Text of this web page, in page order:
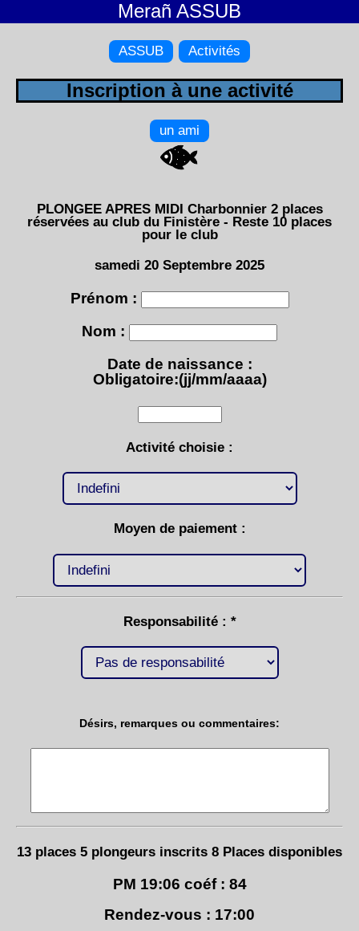
Merañ ASSUB
ASSUB Activités
Inscription à une activité
un ami
PLONGEE APRES MIDI Charbonnier 2 places
réservées au club du Finistère - Reste 10 places
pour le club
samedi 20 Septembre 2025
Prénom :
Nom :
Date de naissance :
Obligatoire:(jj/mm/aaaa)
Activité choisie :
Moyen de paiement :
Responsabilité : *
Désirs, remarques ou commentaires:
13 places 5 plongeurs inscrits 8 Places disponibles
PM 19:06 coéf : 84
Rendez-vous : 17:00